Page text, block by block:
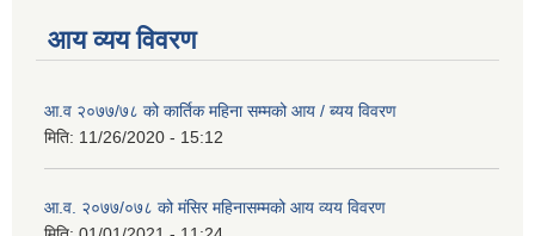
आय व्यय विवरण
आ.व २०७७/७८ को कार्तिक महिना सम्मको आय / ब्यय विवरण
मिति: 11/26/2020 - 15:12
आ.व. २०७७/०७८ को मंसिर महिनासम्मको आय व्यय विवरण